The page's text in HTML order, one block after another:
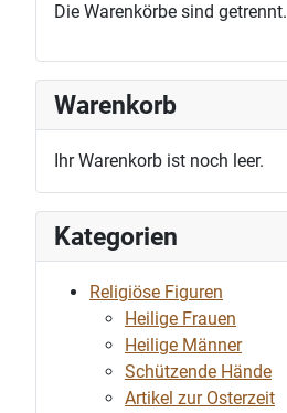
Die Warenkörbe sind getrennt.
Warenkorb
Ihr Warenkorb ist noch leer.
Kategorien
Religiöse Figuren
Heilige Frauen
Heilige Männer
Schützende Hände
Artikel zur Osterzeit